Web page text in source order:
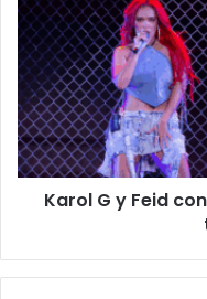
G
y
Feid
confirman
su
ruptura
tras
casi
Karol G y Feid